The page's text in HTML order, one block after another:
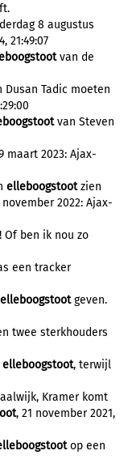
8 augustus
21:49:07
van de
Tadic moeten
van Steven
maart 2023: Ajax-
elleboogstootzien
2022: Ajax-
Of ben ik nou zo
een tracker
elleboogstootgeven.
twee sterkhouders
elleboogstoot, terwijl
Kramer komt
, 21 november 2021,
op een